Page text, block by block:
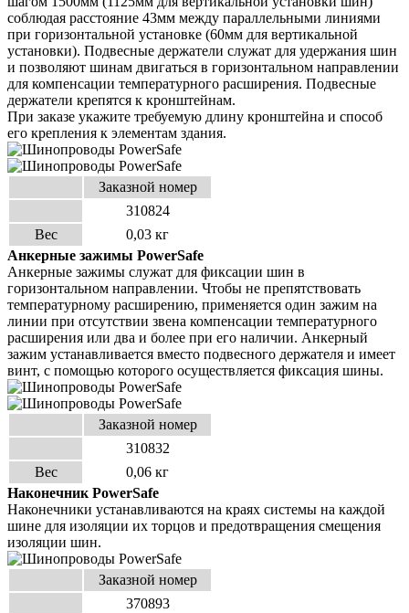
соблюдая расстояние 43мм между параллельными линиями
при горизонтальной установке (60мм для вертикальной
установки). Подвесные держатели служат для удержания шин
и позволяют шинам двигаться в горизонтальном направлении
для компенсации температурного расширения. Подвесные
держатели крепятся к кронштейнам.
При заказе укажите требуемую длину кронштейна и способ
его крепления к элементам здания.
Заказной номер
310824
Вес
0,03 кг
Анкерные зажимы PowerSafe
Анкерные зажимы служат для фиксации шин в
горизонтальном направлении. Чтобы не препятствовать
температурному расширению, применяется один зажим на
линии при отсутствии звена компенсации температурного
расширения или два и более при его наличии. Анкерный
зажим устанавливается вместо подвесного держателя и имеет
винт, с помощью которого осуществляется фиксация шины.
Заказной номер
310832
Вес
0,06 кг
НаконечникPowerSafe
Наконечники устанавливаются на краях системы на каждой
шине для изоляции их торцов и предотвращения смещения
изоляции шин.
Заказной номер
370893